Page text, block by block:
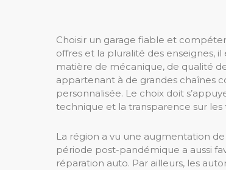
Choisir un garage fiable et
offres et la pluralité des enseignes,
matière de mécanique, de qualité
appartenant à de grandes chaînes
personnalisée. Le choix doit
technique et la transparence sur les
La région a vu une augmentation
période post-pandémique a aussi
réparation auto. Par ailleurs, les